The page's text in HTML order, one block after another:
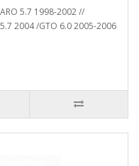
5.7 1998-2002 //
2004 /GTO 6.0 2005-2006